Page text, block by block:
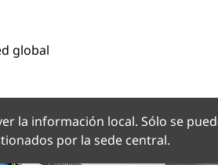
UN IDIOMA
global
la información local. Sólo se
por la sede central.